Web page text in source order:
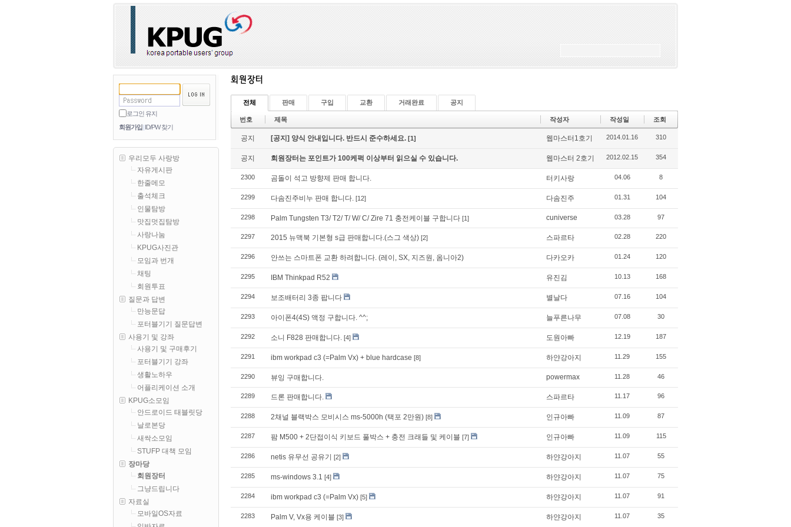
전체 판매 구입 교환 거래완료 공지
번호 제목 작성자 작성일 조회
공지 [공지] 양식 안내입니다. 반드시 준수하세요. [1] 웹마스터1호기 2014.01.16 310
공지 회원장터는 포인트가 100케퍽 이상부터 읽으실 수 있습니다. 웹마스터 2호기 2012.02.15 354
2300 곰돌이 석고 방향제 판매 합니다. 터키사랑 04.06 8
2299 다솜진주비누 판매 합니다. [12] 다솜진주 01.31 104
2298 Palm Tungsten T3/ T2/ T/ W/ C/ Zire 71 충전케이블 구합니다 [1] cuniverse 03.28 97
2297 2015 뉴맥북 기본형 s급 판매합니다.(스그 색상) [2] 스파르타 02.28 220
2296 안쓰는 스마트폰 교환 하려합니다. (레이, SX, 지즈원, 옴니아2) 다카오카 01.24 120
2295 IBM Thinkpad R52 유진김 10.13 168
2294 보조배터리 3종 팝니다 별날다 07.16 104
2293 아이폰4(4S) 액정 구합니다. ^^; 늘푸른나무 07.08 30
2292 소니 F828 판매합니다. [4] 도원아빠 12.19 187
2291 ibm workpad c3 (=Palm Vx) + blue hardcase [8] 하얀강아지 11.29 155
2290 뷰잉 구매합니다. powermax 11.28 46
2289 드론 판매합니다. 스파르타 11.17 96
2288 2채널 블랙박스 모비시스 ms-5000h (택포 2만원) [8] 인규아빠 11.09 87
2287 팜 M500 + 2단접이식 키보드 풀박스 + 충전 크래들 및 케이블 [7] 인규아빠 11.09 115
2286 netis 유무선 공유기 [2] 하얀강아지 11.07 55
2285 ms-windows 3.1 [4] 하얀강아지 11.07 75
2284 ibm workpad c3 (=Palm Vx) [5] 하얀강아지 11.07 91
2283 Palm V, Vx용 케이블 [3] 하얀강아지 11.07 35
로그인 유지
회원가입 ID/PW 찾기
우리모두 사랑방
자유게시판
한줄메모
출석체크
인물탐방
맛집멋집탐방
사랑나눔
KPUG사진관
모임과 번개
채팅
회원투표
질문과 답변
만능문답
포터블기기 질문답변
사용기 및 강좌
사용기 및 구매후기
포터블기기 강좌
생활노하우
어플리케이션 소개
KPUG소모임
안드로이드 태블릿당
날로본당
새싹소모임
STUFP 대책 모임
장마당
회원장터
그냥드립니다
자료실
모바일OS자료